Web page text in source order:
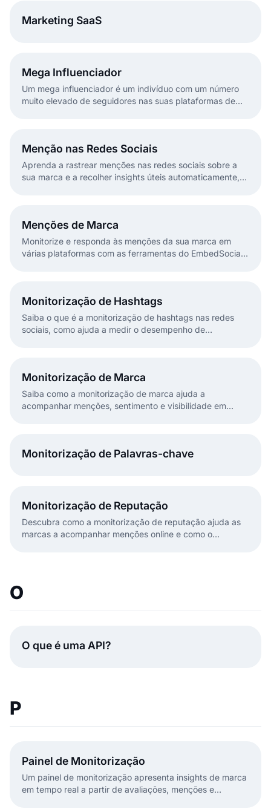
Marketing SaaS
Mega Influenciador
Um mega influenciador é um indivíduo com um número
muito elevado de seguidores nas suas plataformas de
Menção nas Redes Sociais
Aprenda a rastrear menções nas redes sociais sobre a
sua marca e a recolher insights úteis automaticamente,
Menções de Marca
Monitorize e responda às menções da sua marca em
várias plataformas com as ferramentas do EmbedSocial
Monitorização de Hashtags
Saiba o que é a monitorização de hashtags nas redes
sociais, como ajuda a medir o desempenho de
Monitorização de Marca
Saiba como a monitorização de marca ajuda a
acompanhar menções, sentimento e visibilidade em
Monitorização de Palavras-chave
Monitorização de Reputação
Descubra como a monitorização de reputação ajuda as
marcas a acompanhar menções online e como o
O
O que é uma API?
P
Painel de Monitorização
Um painel de monitorização apresenta insights de marca
em tempo real a partir de avaliações, menções e